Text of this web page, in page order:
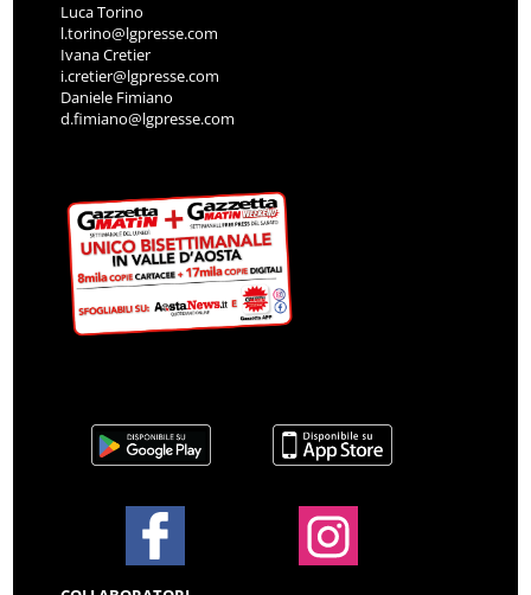
Luca Torino
l.torino@lgpresse.com
Ivana Cretier
i.cretier@lgpresse.com
Daniele Fimiano
d.fimiano@lgpresse.com